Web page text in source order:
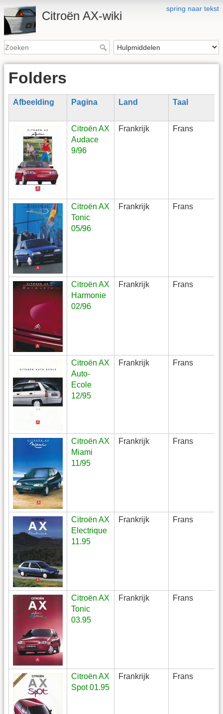
spring naar tekst
Citroën AX-wiki
Folders
Afbeelding Pagina Land Taal
Citroën AX
Audace
9/96
Frankrijk Frans
Citroën AX
Tonic
05/96
Frankrijk Frans
Citroën AX
Harmonie
02/96
Frankrijk Frans
Citroën AX
Auto-
Ecole
12/95
Frankrijk Frans
Citroën AX
Miami
11/95
Frankrijk Frans
Citroën AX
Electrique
11.95
Frankrijk Frans
Citroën AX
Tonic
03.95
Frankrijk Frans
Citroën AX
Spot 01.95
Frankrijk Frans